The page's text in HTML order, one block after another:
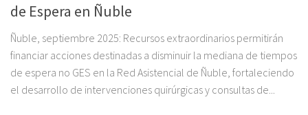
de Espera en Ñuble
Ñuble, septiembre 2025: Recursos extraordinarios permitirán
financiar acciones destinadas a disminuir la mediana de tiempos
de espera no GES en la Red Asistencial de Ñuble, fortaleciendo
el desarrollo de intervenciones quirúrgicas y consultas de...